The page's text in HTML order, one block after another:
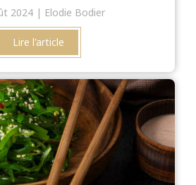
2024 Elodie Bodier
Lire l'article